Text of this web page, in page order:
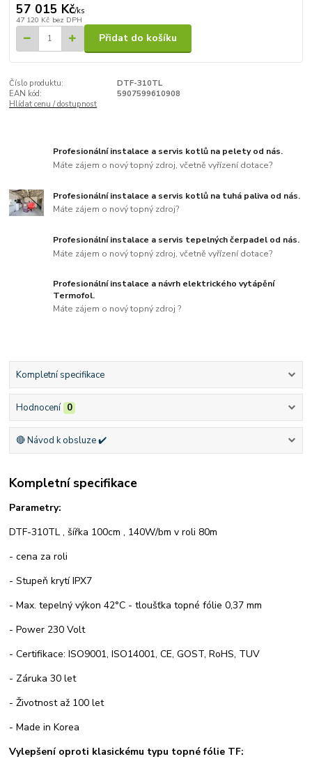
57 015 Kč/ks
47 120 Kč bez DPH
Přidat do košíku
Číslo produktu:
DTF-310TL
EAN kód:
5907599610908
Hlídat cenu / dostupnost
Profesionální instalace a servis kotlů na pelety od nás.
Máte zájem o nový topný zdroj, včetně vyřízení dotace?
Profesionální instalace a servis kotlů na tuhá paliva od nás.
Máte zájem o nový topný zdroj?
Profesionální instalace a servis tepelných čerpadel od nás.
Máte zájem o nový topný zdroj, včetně vyřízení dotace?
Profesionální instalace a návrh elektrického vytápění
Termofol.
Máte zájem o nový topný zdroj ?
Kompletní specifikace
Hodnocení 0
🔴 Návod k obsluze ✔️
Kompletní specifikace
Parametry:
DTF-310TL , šířka 100cm , 140W/bm v roli 80m
- cena za roli
- Stupeň krytí IPX7
- Max. tepelný výkon 42°C - tloušťka topné fólie 0,37 mm
- Power 230 Volt
- Certifikace: ISO9001, ISO14001, CE, GOST, RoHS, TUV
- Záruka 30 let
- Životnost až 100 let
- Made in Korea
Vylepšení oproti klasickému typu topné fólie TF: